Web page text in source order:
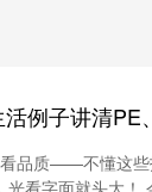
品质——不懂这些